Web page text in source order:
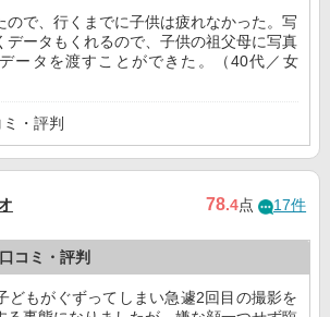
ので、行くまでに子供は疲れなかった。写
データもくれるので、子供の祖父母に写真
ータを渡すことができた。（40代／女
・評判
78.4点 17件
コミ・評判
どもがぐずってしまい急遽2回目の撮影を